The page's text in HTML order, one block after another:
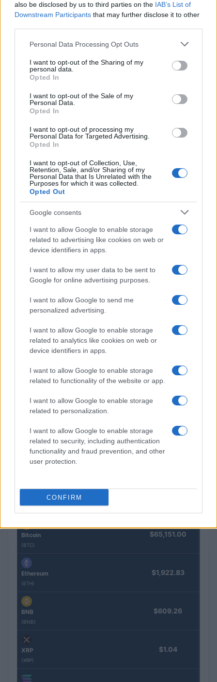
also be disclosed by us to third parties on the IAB’s List of
Downstream Participants that may further disclose it to other
Please note that this website/app uses one or more Google
not limited to your visit or usage behaviour. You may click to
grant or deny consent to Google and its third-party tags to
use your data for below specified purposes in below Google
consent section.
Personal Data Processing Opt Outs
I want to opt-out of the Sharing of my
personal data.
Opted In
I want to opt-out of the Sale of my
Personal Data.
Opted In
I want to opt-out of processing my
Personal Data for Targeted Advertising.
Opted In
I want to opt-out of Collection, Use,
Retention, Sale, and/or Sharing of my
Personal Data that Is Unrelated with the
Purposes for which it was collected.
Opted Out
Google consents
I want to allow Google to enable storage
related to advertising like cookies on web or
device identifiers in apps.
I want to allow my user data to be sent to
Google for online advertising purposes.
I want to allow Google to send me
personalized advertising.
I want to allow Google to enable storage
related to analytics like cookies on web or
device identifiers in apps.
I want to allow Google to enable storage
related to functionality of the website or app.
I want to allow Google to enable storage
related to personalization.
I want to allow Google to enable storage
related to security, including authentication
functionality and fraud prevention, and other
user protection.
CONFIRM
El Papel Clave de Jorge Messi en la Carrera y Negocios de
Lucía Herrera · 9 Ago 2026
Cotización actual de Bitcoin y principales altcoins en 2026
criptomonedas
Diego Martín · 9 Ago 2026
Nombre
Bitcoin
(BTC)
$65,151.00
Ethereum
(ETH)
$1,922.83
BNB
(BNB)
$609.26
XRP
(XRP)
$1.04